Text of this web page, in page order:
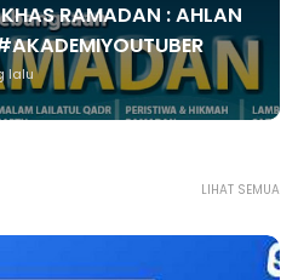
RAMADAN : AHLAN
lalu
LIHAT SEMUA